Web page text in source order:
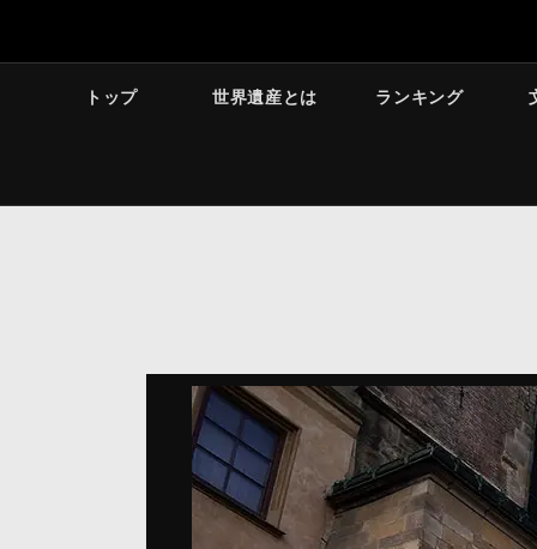
トップ 世界遺産とは ランキング